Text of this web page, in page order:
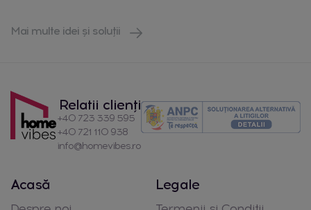
Mai multe idei și soluții
Relatii clienți
+40 723 339 595
+40 721 110 938
info@homevibes.ro
Acasă Legale